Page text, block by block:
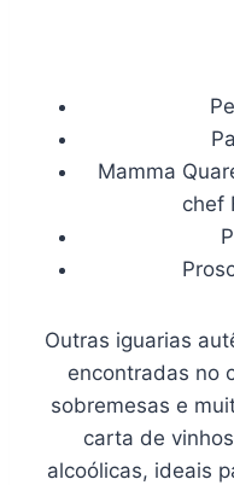
Mamma
chef
Outras iguarias
encontradas no
sobremesas e
carta de
alcoólicas, ideais